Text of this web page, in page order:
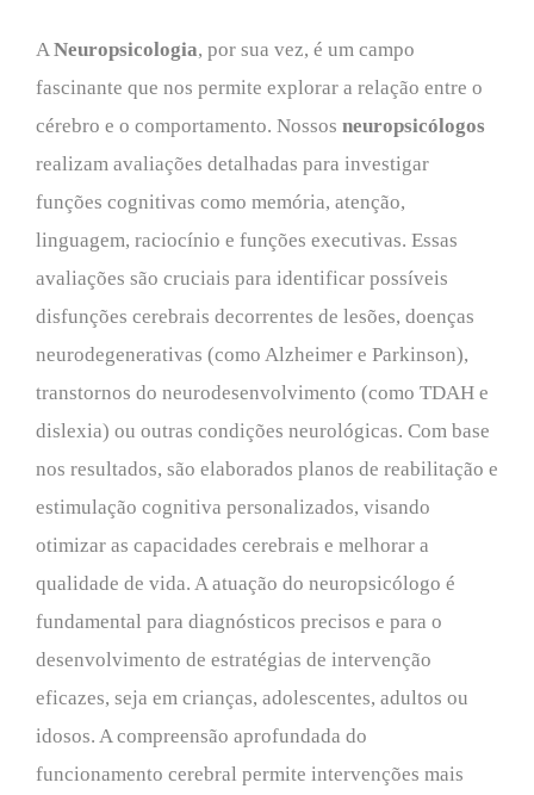
ANeuropsicologia, por sua vez, é um campo
fascinante que nos permite explorar a relação entre o
cérebro e o comportamento. Nossos neuropsicólogos
realizam avaliações detalhadas para investigar
funções cognitivas como memória, atenção,
linguagem, raciocínio e funções executivas. Essas
avaliações são cruciais para identificar possíveis
disfunções cerebrais decorrentes de lesões, doenças
neurodegenerativas (como Alzheimer e Parkinson),
transtornos do neurodesenvolvimento (como TDAH e
dislexia) ou outras condições neurológicas. Com base
nos resultados, são elaborados planos de reabilitação e
estimulação cognitiva personalizados, visando
otimizar as capacidades cerebrais e melhorar a
qualidade de vida. A atuação do neuropsicólogo é
fundamental para diagnósticos precisos e para o
desenvolvimento de estratégias de intervenção
eficazes, seja em crianças, adolescentes, adultos ou
idosos. A compreensão aprofundada do
funcionamento cerebral permite intervenções mais